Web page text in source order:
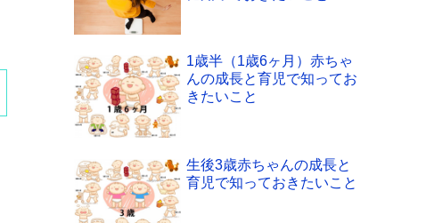
1歳半（1歳6ヶ月）赤ちゃ
んの成長と育児で知ってお
きたいこと
生後3歳赤ちゃんの成長と
育児で知っておきたいこと